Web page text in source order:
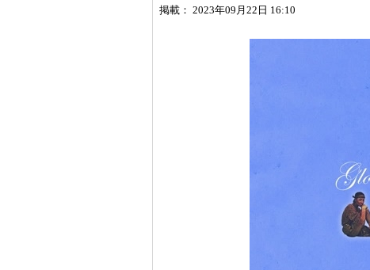
掲載： 2023年09月22日 16:10